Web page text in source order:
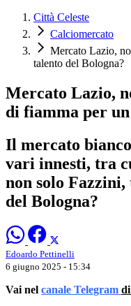
Città Celeste
Calciomercato
Mercato Lazio,
talento del Bologna?
Mercato Lazio,
di fiamma per
Il mercato
vari innesti, tra
non solo
del Bologna?
Edoardo Pettinelli
6 giugno 2025 - 15:34
Vai nel canale Telegram